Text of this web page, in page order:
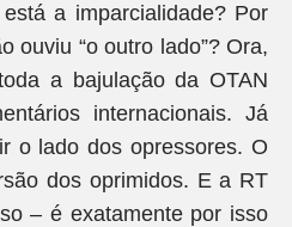
a imparcialidade? Por
ouviu “o outro lado”? Ora,
a bajulação da OTAN
internacionais. Já
o lado dos opressores. O
dos oprimidos. E a RT
– é exatamente por isso